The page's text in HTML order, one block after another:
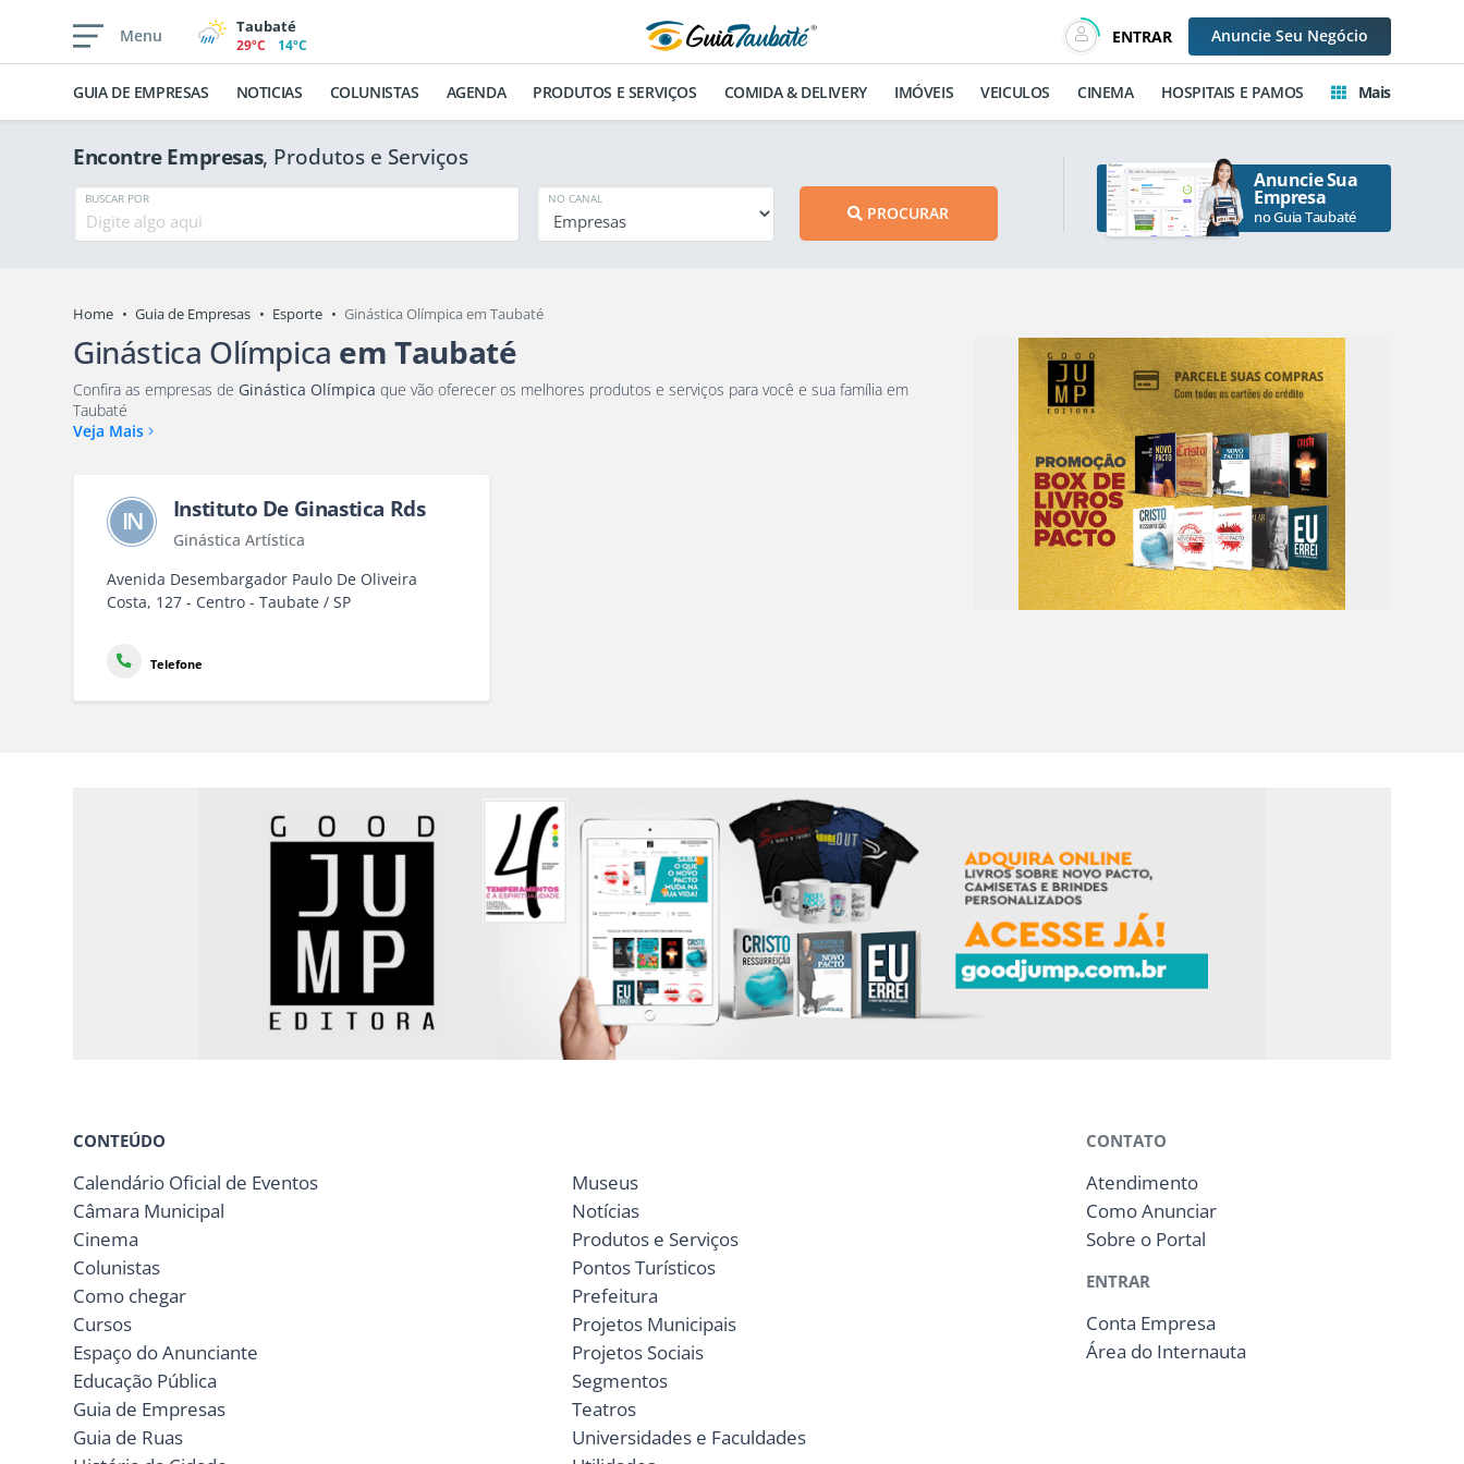
Menu Taubaté
29ºC 14ºC ENTRAR Anuncie Seu Negócio
GUIA DE EMPRESAS NOTICIAS COLUNISTAS AGENDA PRODUTOS E SERVIÇOS COMIDA & DELIVERY IMÓVEIS VEICULOS CINEMA HOSPITAIS E PAMOS Mais
Encontre Empresas, Produtos e Serviços
BUSCAR POR NO CANAL
PROCURAR
Anuncie Sua
Empresa
no Guia Taubaté
Home Guia de Empresas Esporte Ginástica Olímpica em Taubaté
Ginástica Olímpica em Taubaté
Confira as empresas de Ginástica Olímpica que vão oferecer os melhores produtos e serviços para você e sua família em
Taubaté
Veja Mais
IN Instituto De Ginastica Rds
Ginástica Artística
Avenida Desembargador Paulo De Oliveira
Costa, 127 - Centro - Taubate / SP
Telefone
CONTEÚDO
Calendário Oficial de Eventos
Câmara Municipal
Cinema
Colunistas
Como chegar
Cursos
Espaço do Anunciante
Educação Pública
Guia de Empresas
Guia de Ruas
Museus
Notícias
Produtos e Serviços
Pontos Turísticos
Prefeitura
Projetos Municipais
Projetos Sociais
Segmentos
Teatros
Universidades e Faculdades
CONTATO
Atendimento
Como Anunciar
Sobre o Portal
ENTRAR
Conta Empresa
Área do Internauta